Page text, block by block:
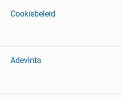
Cookiebeleid
Adevinta